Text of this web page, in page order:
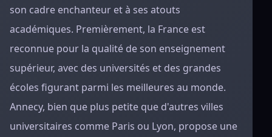
son cadre enchanteur et à ses atouts
académiques. Premièrement, la France est
reconnue pour la qualité de son enseignement
supérieur, avec des universités et des grandes
écoles figurant parmi les meilleures au monde.
Annecy, bien que plus petite que d'autres villes
universitaires comme Paris ou Lyon, propose une